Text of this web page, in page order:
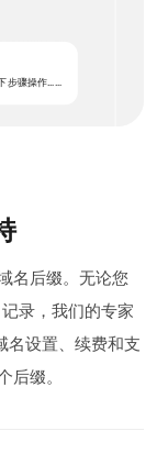
步骤操作……
名后缀。无论您
录，我们的专家
名设置、续费和支
缀。